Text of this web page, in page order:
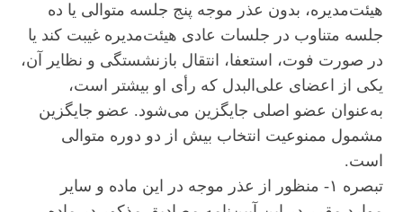
هیئت‌مدیره، بدون عذر موجه پنج جلسه متوالی یا ده
جلسه متناوب در جلسات عادی هیئت‌مدیره غیبت کند یا
در صورت فوت، استعفا، انتقال بازنشستگی و نظایر آن،
یکی از اعضای علی‌البدل که رأی او بیشتر است،
به‌عنوان عضو اصلی جایگزین می‌شود. عضو جایگزین
مشمول ممنوعیت انتخاب بیش از دو دوره متوالی
است.
تبصره ۱- منظور از عذر موجه در این ماده و سایر